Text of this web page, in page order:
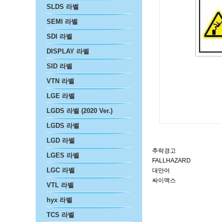
SLDS 라벨
SEMI 라벨
SDI 라벨
DISPLAY 라벨
SID 라벨
VTN 라벨
LGE 라벨
LGDS 라벨 (2020 Ver.)
LGDS 라벨
LGD 라벨
LGES 라벨
LGC 라벨
VTL 라벨
hyx 라벨
TCS 라벨
추락경고
FALLHAZARD
대만어
싸이맥스